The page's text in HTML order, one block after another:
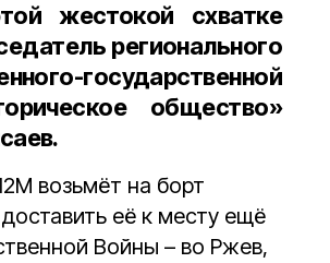
жестокой схватке
регионального
государственной
общество»
.
возьмёт на борт
её к месту ещё
Войны – во Ржев,